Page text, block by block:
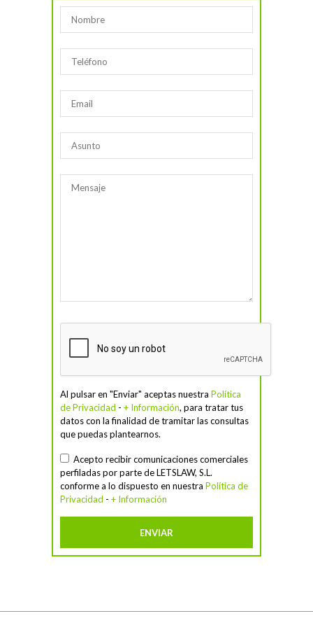
Al pulsar en "Enviar" aceptas nuestra Política
de Privacidad - + Información, para tratar tus
datos con la finalidad de tramitar las consultas
que puedas plantearnos.
Acepto recibir comunicaciones comerciales
perfiladas por parte de LETSLAW, S.L.
conforme a lo dispuesto en nuestra Política de
Privacidad - + Información